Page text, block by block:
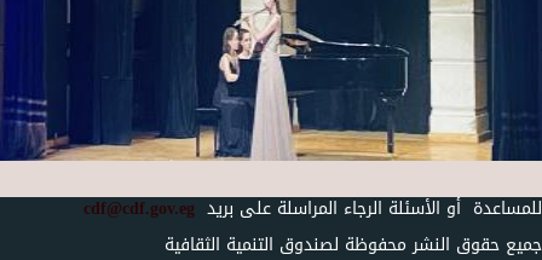
للمساعدة أو الأسئلة الرجاء المراسلة على بريد
جميع حقوق النشر محفوظة لصندوق التنمية الثقافية